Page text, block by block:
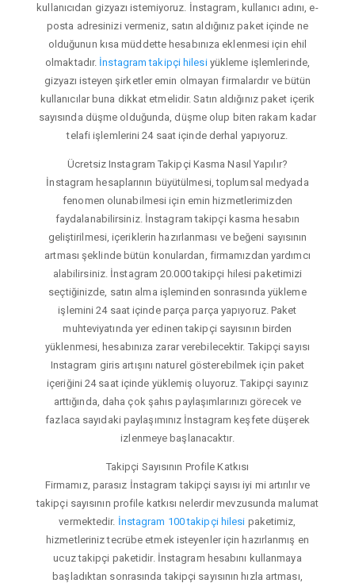
kullanıcıdan gizyazı istemiyoruz. İnstagram, kullanıcı adını, e-
posta adresinizi vermeniz, satın aldığınız paket içinde ne
olduğunun kısa müddette hesabınıza eklenmesi için ehil
olmaktadır. İnstagram takipçi hilesiyükleme işlemlerinde,
gizyazı isteyen şirketler emin olmayan firmalardır ve bütün
kullanıcılar buna dikkat etmelidir. Satın aldığınız paket içerik
sayısında düşme olduğunda, düşme olup biten rakam kadar
telafi işlemlerini 24 saat içinde derhal yapıyoruz.
Ücretsiz Instagram Takipçi Kasma Nasıl Yapılır?
İnstagram hesaplarının büyütülmesi, toplumsal medyada
fenomen olunabilmesi için emin hizmetlerimizden
faydalanabilirsiniz. İnstagram takipçi kasma hesabın
geliştirilmesi, içeriklerin hazırlanması ve beğeni sayısının
artması şeklinde bütün konulardan, firmamızdan yardımcı
alabilirsiniz. İnstagram 20.000 takipçi hilesi paketimizi
seçtiğinizde, satın alma işleminden sonrasında yükleme
işlemini 24 saat içinde parça parça yapıyoruz. Paket
muhteviyatında yer edinen takipçi sayısının birden
yüklenmesi, hesabınıza zarar verebilecektir. Takipçi sayısı
Instagram giris artışını naturel gösterebilmek için paket
içeriğini 24 saat içinde yüklemiş oluyoruz. Takipçi sayınız
arttığında, daha çok şahıs paylaşımlarınızı görecek ve
fazlaca sayıdaki paylaşımınız İnstagram keşfete düşerek
izlenmeye başlanacaktır.
Takipçi Sayısının Profile Katkısı
Firmamız, parasız İnstagram takipçi sayısı iyi mi artırılır ve
takipçi sayısının profile katkısı nelerdir mevzusunda malumat
vermektedir. İnstagram 100 takipçi hilesi paketimiz,
hizmetleriniz tecrübe etmek isteyenler için hazırlanmış en
ucuz takipçi paketidir. İnstagram hesabını kullanmaya
başladıktan sonrasında takipçi sayısının hızla artması,